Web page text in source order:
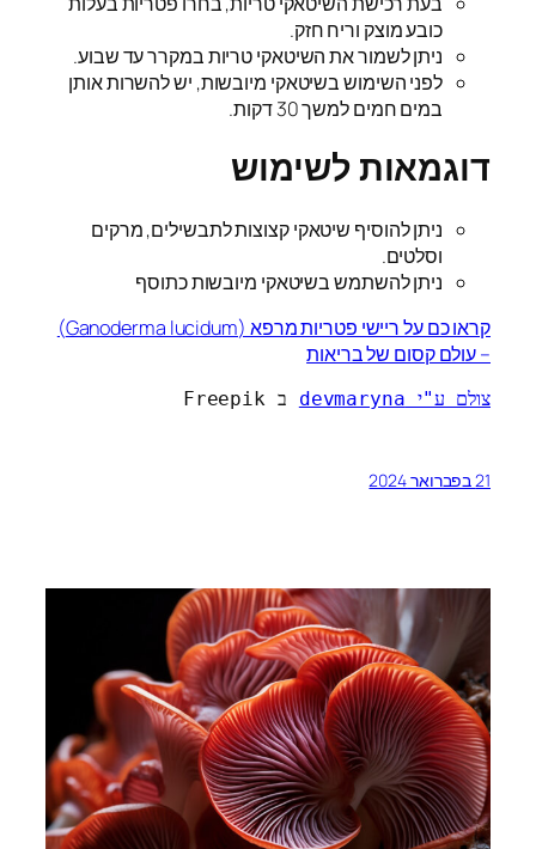
כובע מוצק וריח חזק.
ניתן לשמור את השיטאקי טריות במקרר עד שבוע.
לפני השימוש בשיטאקי מיובשות, יש להשרות אותן
במים חמים למשך 30 דקות.
דוגמאות לשימוש
ניתן להוסיף שיטאקי קצוצות לתבשילים, מרקים
וסלטים.
ניתן להשתמש בשיטאקי מיובשות כתוסף
קראו כם על ריישי פטריות מרפא (Ganoderma lucidum)
– עולם קסום של בריאות
צולם ע"י devmaryna ב Freepik
21 בפברואר 2024